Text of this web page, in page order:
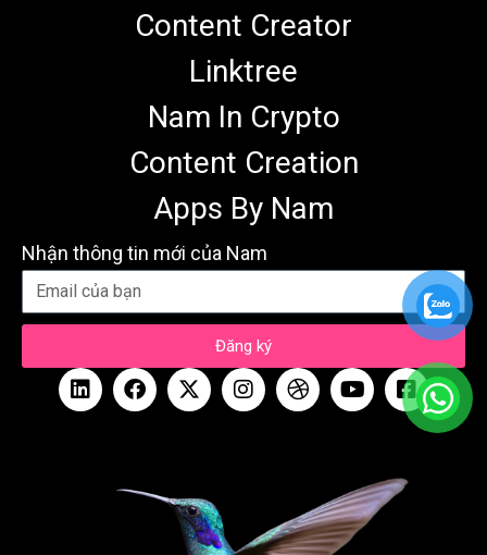
Content Creator
Linktree
Nam In Crypto
Content Creation
Apps By Nam
Nhận thông tin mới của Nam
Đăng ký